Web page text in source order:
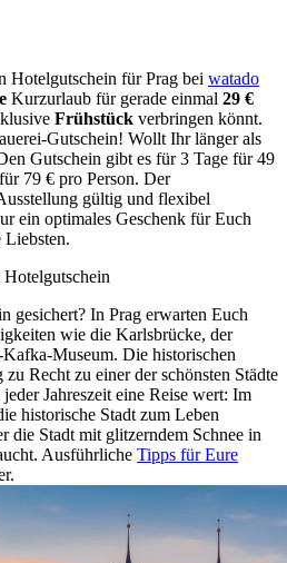
Hotelgutschein für Prag bei watado
Kurzurlaub für gerade einmal 29 €
Frühstück verbringen könnt.
Gutschein! Wollt Ihr länger als
Gutschein gibt es für 3 Tage für 49
79 € pro Person. Der
gültig und flexibel
ein optimales Geschenk für Euch
Liebsten.
Hotelgutschein
gesichert? In Prag erwarten Euch
wie die Karlsbrücke, der
Museum. Die historischen
zu Recht zu einer der schönsten Städte
Jahreszeit eine Reise wert: Im
historische Stadt zum Leben
die Stadt mit glitzerndem Schnee in
Ausführliche Tipps für Eure